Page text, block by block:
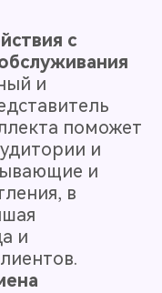
с
и
поможет
и
и
в
и